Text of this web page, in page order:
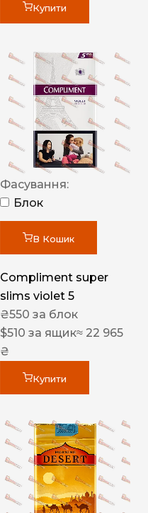
Купити
Фасування:
Блок
В Кошик
Compliment super
slims violet 5
₴550 за блок
$510 за ящик≈ 22 965
₴
Купити